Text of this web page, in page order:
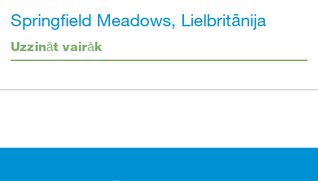
Springfield Meadows, Lielbritānija
Uzzināt vairāk